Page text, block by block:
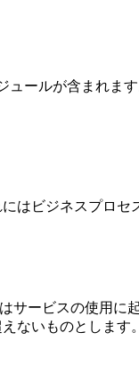
ールが含まれます
はビジネスプロ
サービスの使用
ないものとします。